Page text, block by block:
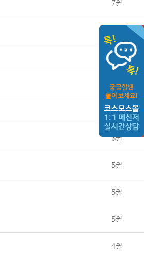
7월
7월
6월
6월
6월
5월
5월
5월
4월